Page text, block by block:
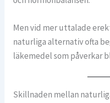
Men vid mer uttalade
naturliga alternativ ofta
läkemedel som påverkar
Skillnaden mellan